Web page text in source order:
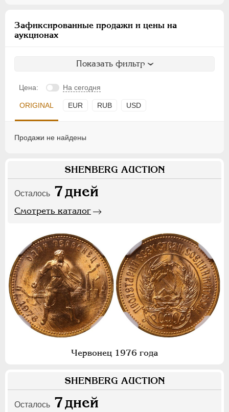
Зафиксированные продажи и цены на
аукционах
Показать фильтр
Цена: На сегодня
ORIGINAL EUR RUB USD
Продажи не найдены
SHENBERG AUCTION
Осталось 7дней
Смотреть каталог
Червонец 1976 года
SHENBERG AUCTION
Осталось 7дней